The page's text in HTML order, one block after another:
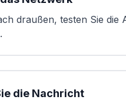
draußen, testen Sie
die Nachricht